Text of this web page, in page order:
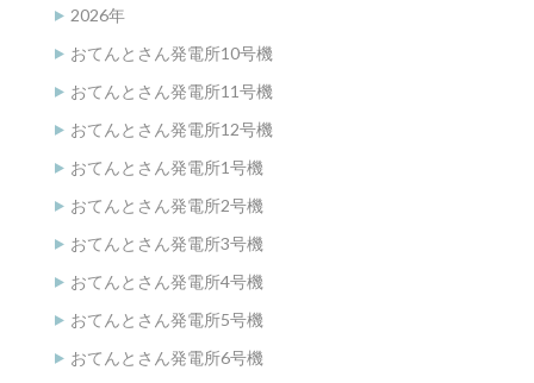
2026年
おてんとさん発電所10号機
おてんとさん発電所11号機
おてんとさん発電所12号機
おてんとさん発電所1号機
おてんとさん発電所2号機
おてんとさん発電所3号機
おてんとさん発電所4号機
おてんとさん発電所5号機
おてんとさん発電所6号機